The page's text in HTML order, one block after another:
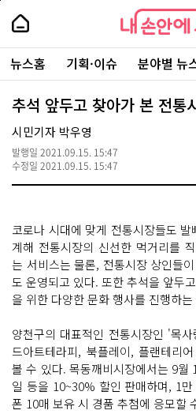
본
로
가
내
손
안
에
서
울
-
서
울
시
대
표
소
털
내
손
에
울
주
요
서
뉴스홈 기획·이슈 분야별 뉴
추석 앞두고 찾아가 본 전통
시민기자 박우영
발행일 2021.09.15. 15:47
수정일 2021.09.15. 15:47
코로나 시대에 맞게 전통시장들도
계해 전통시장의 신선한 먹거리를
는 서비스는 물론, 전통시장 상인들
도 운영되고 있다. 또한 추석을 앞두
을 위한 다양한 문화 행사를 진행하
양천구의 대표적인 전통시장인 '목
드아트테라피, 북플레이, 플랜테리
볼 수 있다. 목동깨비시장에서는 9월
일 등을 10~30% 할인 판매하며, 1
폰 10매 보유 시 경품 추첨에 응모할
페
상
단
로